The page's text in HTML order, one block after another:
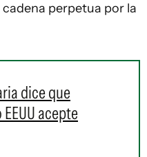
perpetua por la
dice que
acepte